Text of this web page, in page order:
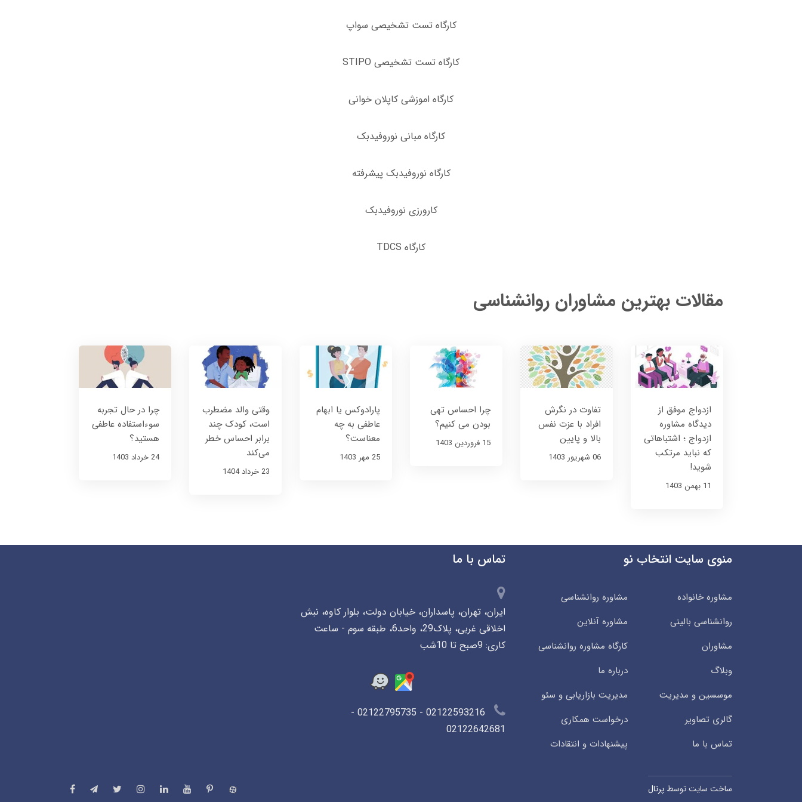
کارگاه تست تشخیصی سواپ
کارگاه تست تشخیصی STIPO
کارگاه اموزشی کاپلان خوانی
کارگاه مبانی نوروفیدبک
کارگاه نوروفیدبک پیشرفته
کارورزی نوروفیدبک
کارگاه TDCS
مقالات بهترین مشاوران روانشناسی
ازدواج موفق از
دیدگاه مشاوره
ازدواج ؛ اشتباهاتی
که نباید مرتکب
شوید!
11 بهمن 1403
تفاوت در نگرش
افراد با عزت نفس
بالا و پایین
06 شهریور 1403
چرا احساس تهی
بودن می کنیم؟
15 فروردین 1403
پارادوکس یا ابهام
عاطفی به چه
معناست؟
25 مهر 1403
وقتی والد مضطرب
است، کودک چند
برابر احساس خطر
می‌کند
23 خرداد 1404
چرا در حال تجربه
سوءاستفاده عاطفی
هستید؟
24 خرداد 1403
منوی سایت انتخاب نو
مشاوره خانواده
مشاوره روانشناسی
روانشناسی بالینی
مشاوره آنلاین
مشاوران
کارگاه مشاوره روانشناسی
وبلاگ
درباره ما
موسسین و مدیریت
مدیریت بازاریابی و سئو
گالری تصاویر
درخواست همکاری
تماس با ما
پیشنهادات و انتقادات
تماس با ما
ایران، تهران، پاسداران، خیابان دولت، بلوار کاوه، نبش
اخلاقی غربی، پلاک29، واحد6، طبقه سوم - ساعت
کاری: 9صبح تا 10شب
02122593216 - 02122795735 -
02122642681
ساخت سایت توسط پرتال